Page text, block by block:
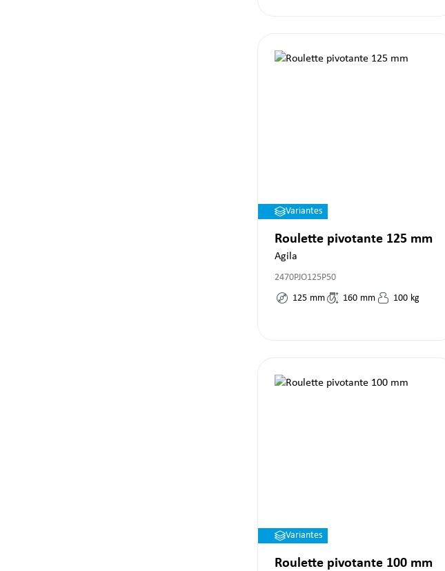
Variantes
Roulette pivotante 125 mm
Agila
2470PJO125P50
125 mm 160 mm 100 kg
Variantes
Roulette pivotante 100 mm